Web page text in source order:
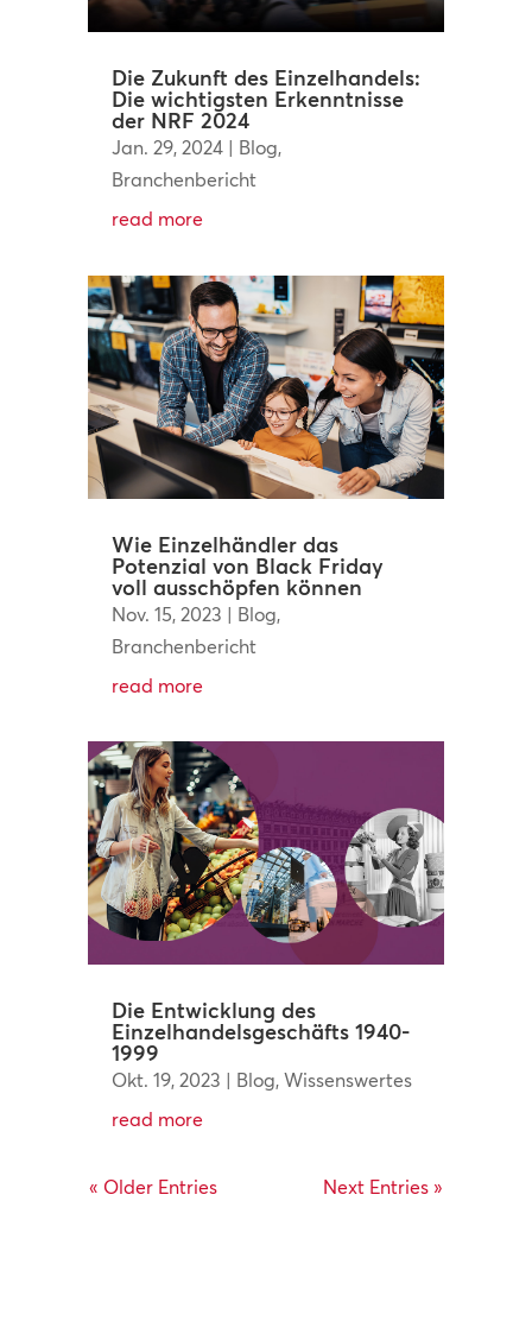
Die Zukunft des Einzelhandels:
Die wichtigsten Erkenntnisse
der NRF 2024
Jan. 29, 2024| Blog,
Branchenbericht
read more
Wie Einzelhändler das
Potenzial von Black Friday
voll ausschöpfen können
Nov. 15, 2023 | Blog,
Branchenbericht
read more
Die Entwicklung des
Einzelhandelsgeschäfts 1940-
1999
Okt. 19, 2023 | Blog, Wissenswertes
read more
« Older Entries Next Entries »